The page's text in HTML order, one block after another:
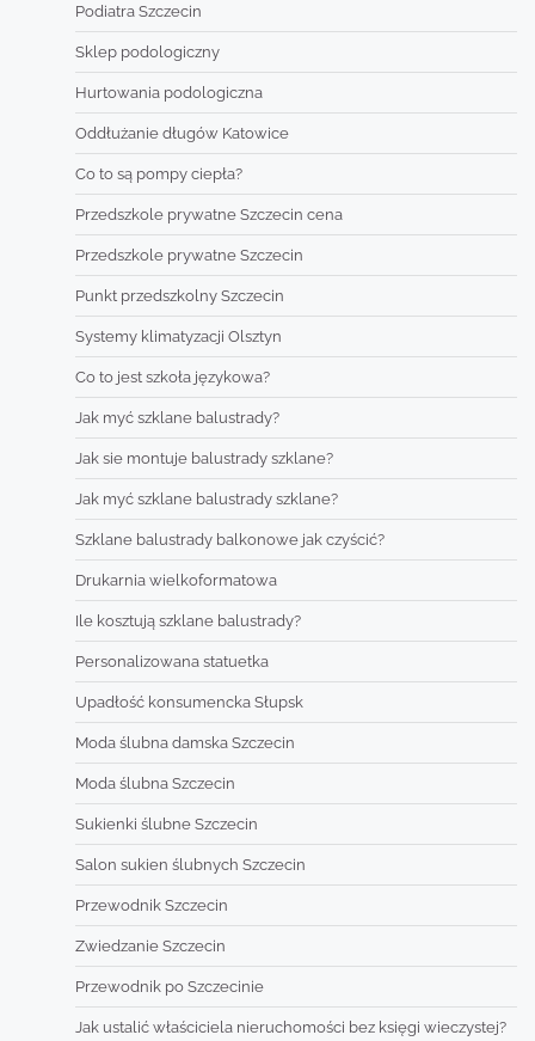
Podiatra Szczecin
Sklep podologiczny
Hurtowania podologiczna
Oddłużanie długów Katowice
Co to są pompy ciepła?
Przedszkole prywatne Szczecin cena
Przedszkole prywatne Szczecin
Punkt przedszkolny Szczecin
Systemy klimatyzacji Olsztyn
Co to jest szkoła językowa?
Jak myć szklane balustrady?
Jak sie montuje balustrady szklane?
Jak myć szklane balustrady szklane?
Szklane balustrady balkonowe jak czyścić?
Drukarnia wielkoformatowa
Ile kosztują szklane balustrady?
Personalizowana statuetka
Upadłość konsumencka Słupsk
Moda ślubna damska Szczecin
Moda ślubna Szczecin
Sukienki ślubne Szczecin
Salon sukien ślubnych Szczecin
Przewodnik Szczecin
Zwiedzanie Szczecin
Przewodnik po Szczecinie
Jak ustalić właściciela nieruchomości bez księgi wieczystej?